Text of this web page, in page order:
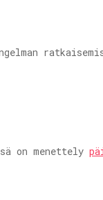
on menettely